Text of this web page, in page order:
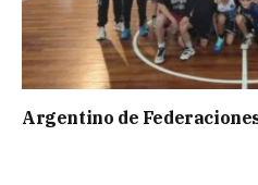
Argentino de